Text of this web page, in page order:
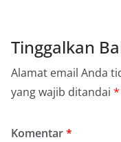
Tinggalkan
Alamat email Anda
yang wajib ditandai *
Komentar*